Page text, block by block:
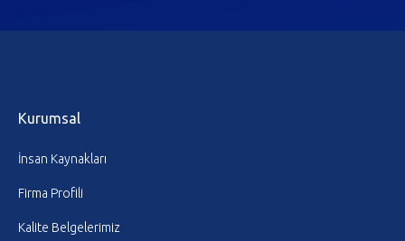
Kurumsal
İnsan Kaynakları
Firma Profili
Kalite Belgelerimiz